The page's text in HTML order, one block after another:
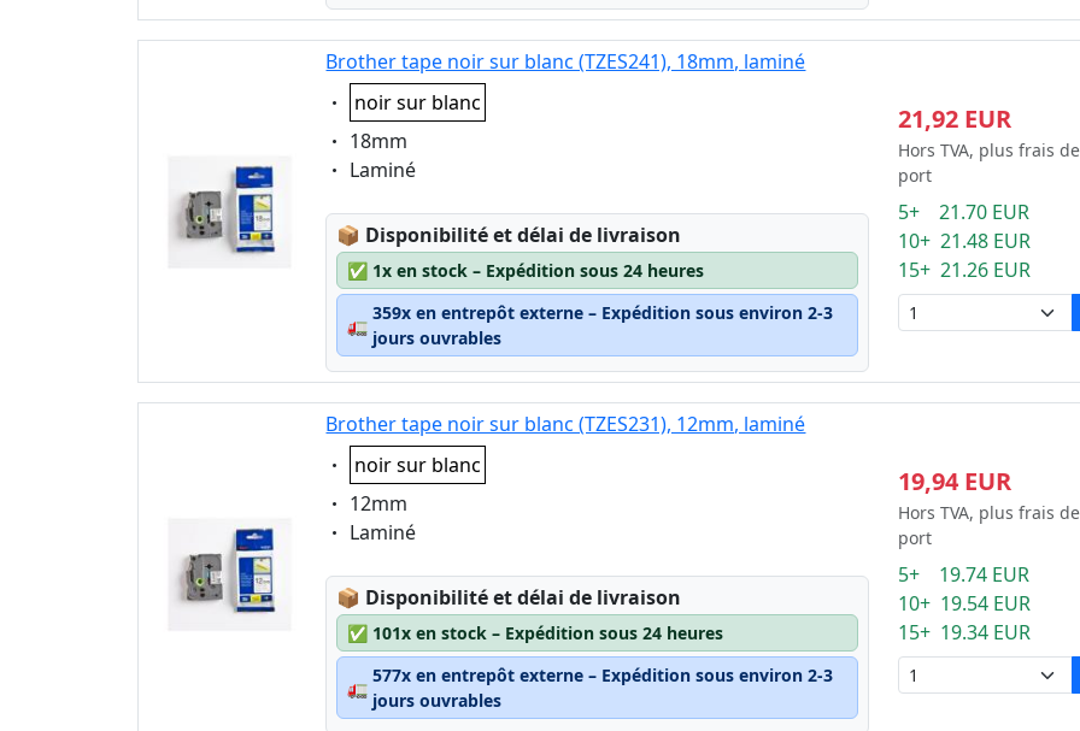
Brother tape noir sur blanc (TZES241), 18mm, laminé
Eigenschaft:
noir sur blanc
Eigenschaft:
18mm
Eigenschaft:
Laminé
📦 Lagerstatus:
Disponibilité et délai de livraison
✅ 1x en stock – Expédition sous 24 heures
🚛
359x en entrepôt externe – Expédition sous environ 2-3
jours ouvrables
21,92 EUR
Hors TVA, plus frais de
port
5+ 21.70 EUR
10+ 21.48 EUR
15+ 21.26 EUR
Brother tape noir sur blanc (TZES231), 12mm, laminé
Eigenschaft:
noir sur blanc
Eigenschaft:
12mm
Eigenschaft:
Laminé
📦 Lagerstatus:
Disponibilité et délai de livraison
✅ 101x en stock – Expédition sous 24 heures
🚛
577x en entrepôt externe – Expédition sous environ 2-3
jours ouvrables
19,94 EUR
Hors TVA, plus frais de
port
5+ 19.74 EUR
10+ 19.54 EUR
15+ 19.34 EUR